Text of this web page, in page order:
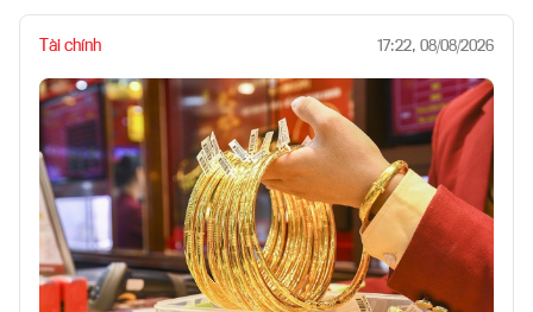
Tài chính 17:22, 08/08/2026